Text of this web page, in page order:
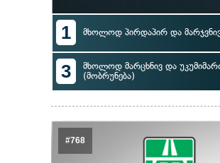
1 მხოლოდ პირდაპირ და
3
მხოლოდ მარცხნივ და
(მობრუნება)
#768